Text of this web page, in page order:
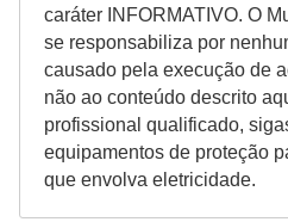
caráter INFORMATIVO. O
se responsabiliza por
causado pela execução de
não ao conteúdo descrito
profissional qualificado,
equipamentos de proteção
que envolva eletricidade.